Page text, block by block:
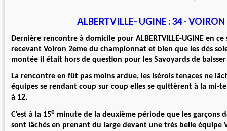
ALBERTVILLE- UGINE : 34 - VOIRON
Dernière rencontre à domicile pour ALBERTVILLE-UGINE en
recevant Voiron 2eme du championnat et bien que les dés
montée il était hors de question pour les Savoyards de baisser
La rencontre en fût pas moins ardue, les Isérois tenaces ne
équipes se rendant coup sur coup elles se quittèrent à la mi-
à 12.
C’est à la 15e minute de la deuxième période que les garçons
sont lâchés en prenant du large devant une très belle équipe